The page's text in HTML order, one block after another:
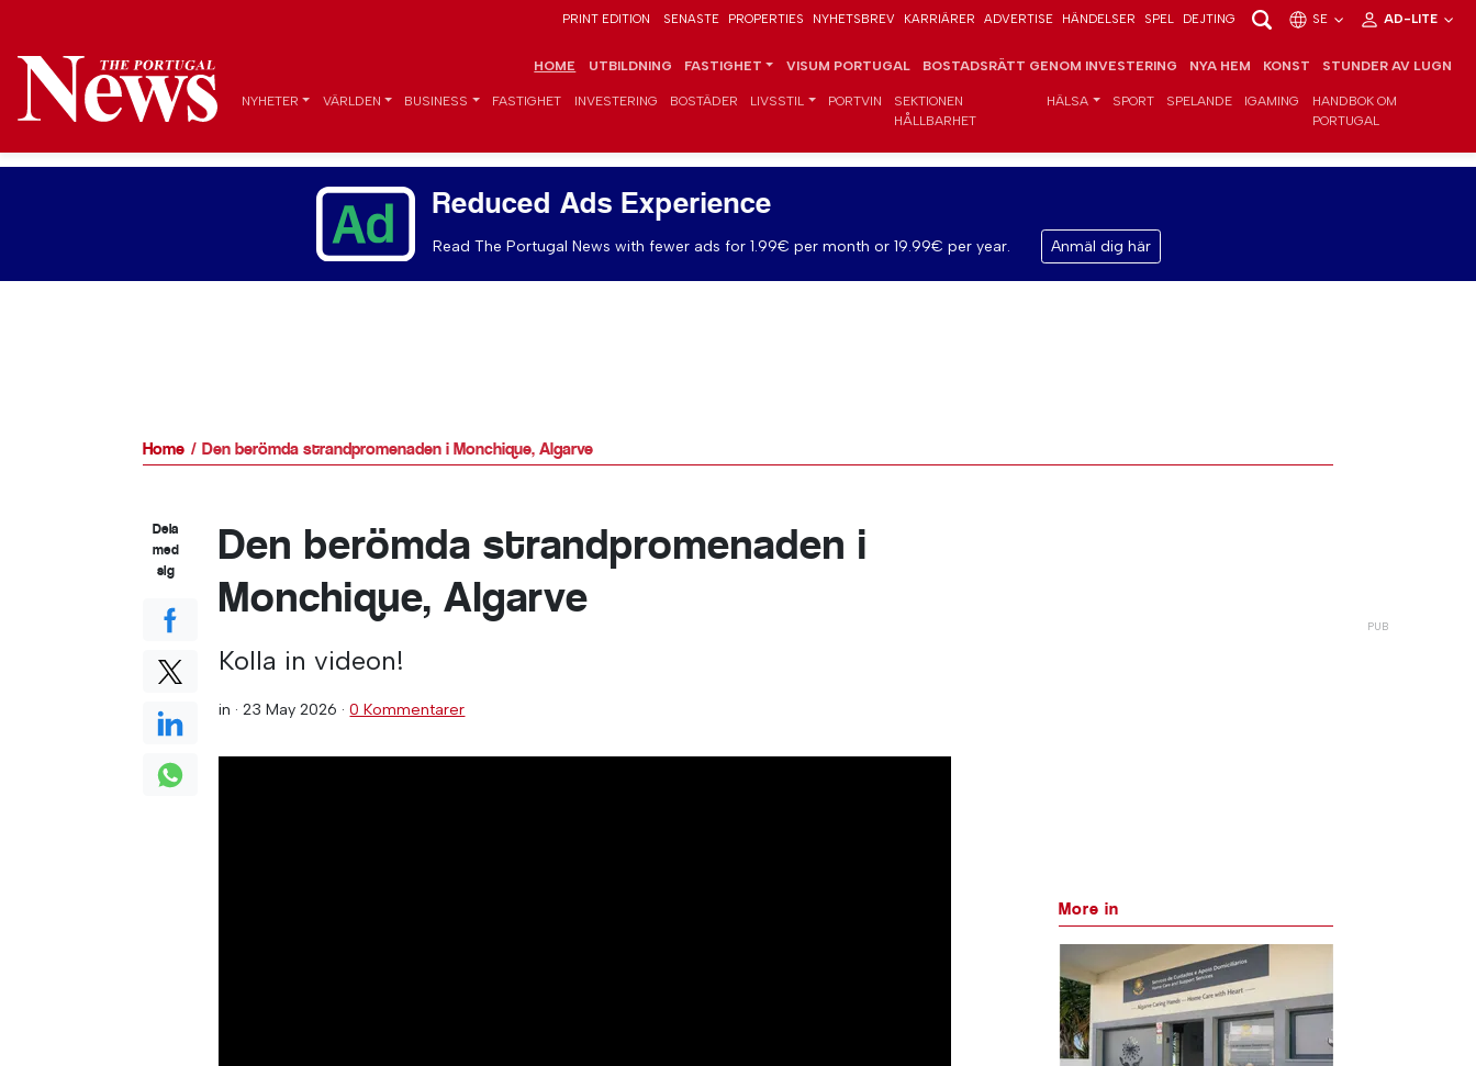
PRINT EDITION SENASTE PROPERTIES NYHETSBREV KARRIÄRER ADVERTISE HÄNDELSER SPEL DEJTING SE AD-LITE
HOME UTBILDNING FASTIGHET VISUM PORTUGAL BOSTADSRÄTT GENOM INVESTERING NYA HEM KONST STUNDER AV LUGN
NYHETER VÄRLDEN BUSINESS FASTIGHET INVESTERING BOSTÄDER LIVSSTIL PORTVIN
SEKTIONEN
HÅLLBARHET
HÄLSA SPORT SPELANDE IGAMING
HANDBOK OM
PORTUGAL
Reduced Ads Experience
Read The Portugal News with fewer ads for 1.99€ per month or 19.99€ per year. Anmäl dig här
Home Den berömda strandpromenaden i Monchique, Algarve
Den berömda strandpromenaden i
Monchique, Algarve
Kolla in videon!
in ·23 May 2026 ·0 Kommentarer
Dela
med
sig
More in